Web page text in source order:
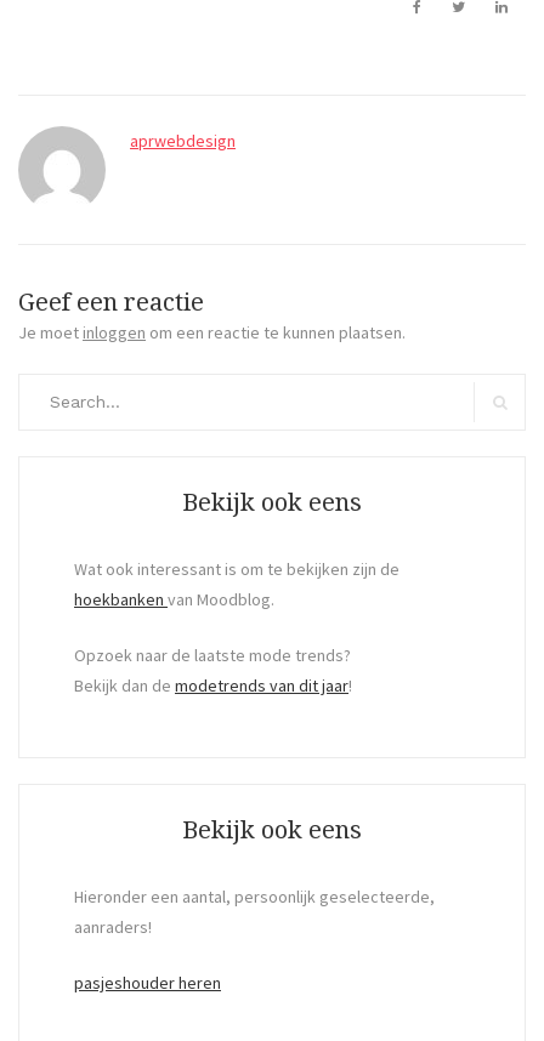
aprwebdesign
Geef een reactie
Je moet inloggen om een reactie te kunnen plaatsen.
Bekijk ook eens
Wat ook interessant is om te bekijken zijn de
hoekbanken van Moodblog.
Opzoek naar de laatste mode trends?
Bekijk dan de modetrends van dit jaar!
Bekijk ook eens
Hieronder een aantal, persoonlijk geselecteerde,
aanraders!
pasjeshouder heren